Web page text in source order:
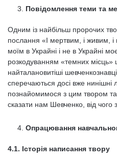
Повідомлення теми та
Одним із найбільш пророчих
послання «І мертвим, і живим,
моїм в Украйні і не в Украйні
розкодуванням «темних місць»
найталановитіші
сперечаються досі вже нинішні
познайомимося з цим твором та
сказати нам Шевченко, від чого
Опрацювання
4.1. Історія написання твору